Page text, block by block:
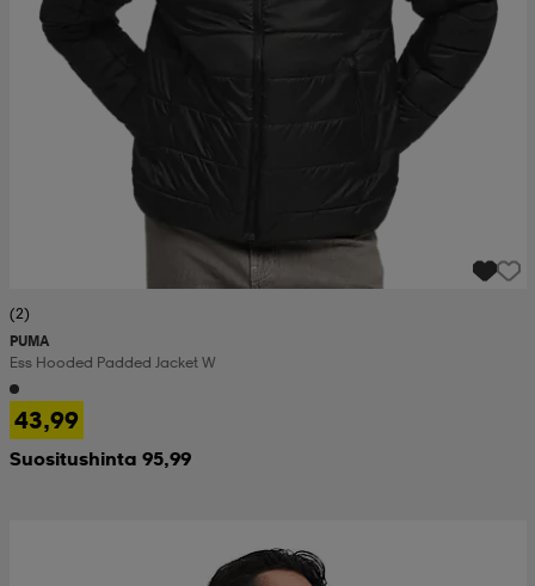
(2)
PUMA
Ess Hooded Padded Jacket W
43,99
Suositushinta 95,99